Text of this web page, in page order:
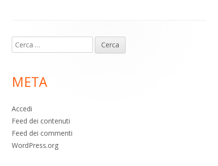
piè
pagina
Ricerca
per:
META
Accedi
Feed dei contenuti
Feed dei commenti
WordPress.org